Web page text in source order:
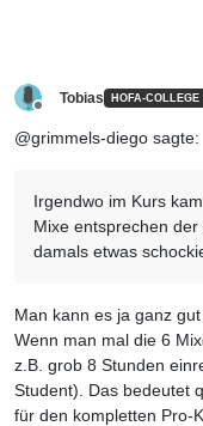
Offline
Tobias HOFA-
@grimmels-diego sagte:
Irgendwo im Kurs
Mixe entsprechen
damals etwas
Man kann es ja ganz
Wenn man mal die 6
z.B. grob 8 Stunden
Student). Das bedeutet
für den kompletten Pro-